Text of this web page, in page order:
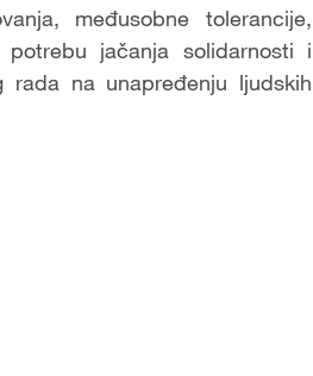
međusobne tolerancije,
jačanja solidarnosti i
rada na unapređenju ljudskih